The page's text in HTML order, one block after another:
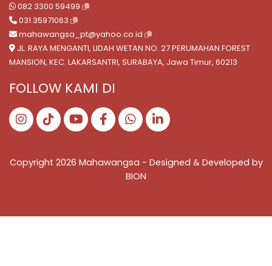
082 3300 59499
031 35971063
mahawangsa_pt@yahoo.co.id
JL. RAYA MENGANTI, LIDAH WETAN NO. 27 PERUMAHAN FOREST
MANSION, KEC. LAKARSANTRI, SURABAYA, Jawa Timur, 60213
FOLLOW KAMI DI
Copyright 2026 Mahawangsa - Designed & Developed by
BION